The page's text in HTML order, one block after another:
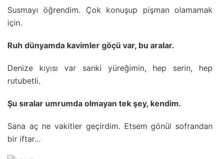
Susmayı öğrendim. Çok konuşup pişman olamamak
için.
Ruh dünyamda kavimler göçü var, bu aralar.
Denize kıyısı var sanki yüreğimin, hep serin, hep
rutubetli.
Şu sıralar umrumda olmayan tek şey, kendim.
Sana aç ne vakitler geçirdim. Etsem gönül sofrandan
bir iftar…